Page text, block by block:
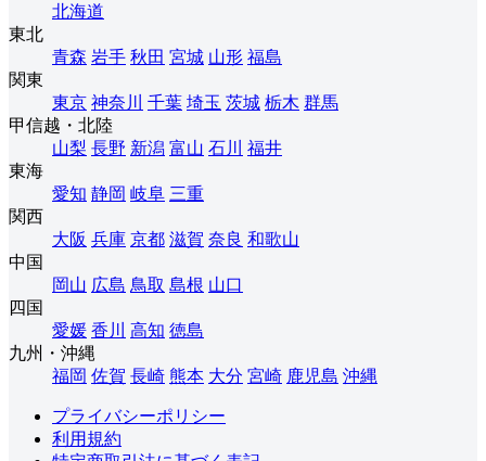
北海道
東北
青森 岩手 秋田 宮城 山形 福島
関東
東京 神奈川 千葉 埼玉 茨城 栃木 群馬
甲信越・北陸
山梨 長野 新潟 富山 石川
福井
東海
愛知 静岡 岐阜 三重
関西
大阪 兵庫 京都 滋賀 奈良 和歌山
中国
岡山 広島 鳥取 島根 山口
四国
愛媛 香川 高知 徳島
九州・沖縄
福岡 佐賀 長崎 熊本 大分 宮崎 鹿児島 沖縄
プライバシーポリシー
利用規約